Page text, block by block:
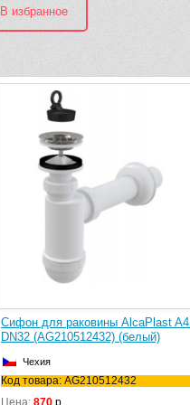
В избранное
Сифон для раковины AlcaPlast
(хром глянцевый)
Чехия
Код товара: A432
Цена: 2400р.